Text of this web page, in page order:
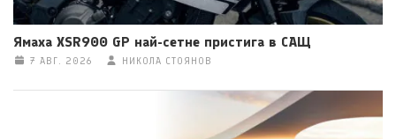
Ямаха XSR900 GP най-сетне пристига в САЩ
7 АВГ. 2026 НИКОЛА СТОЯНОВ